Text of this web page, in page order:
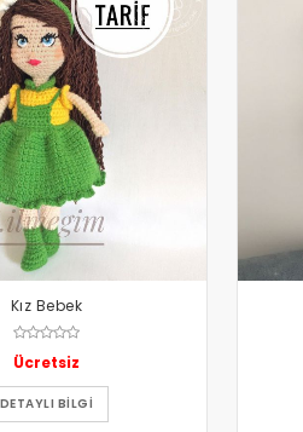
Kız Bebek
Ücretsiz
DETAYLI BILGI